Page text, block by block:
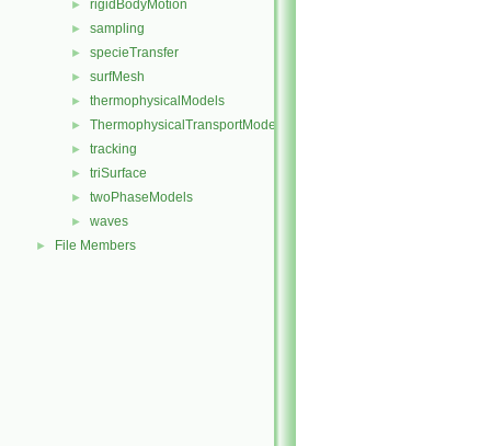
► rigidBodyMotion
► sampling
► specieTransfer
► surfMesh
► thermophysicalModels
► ThermophysicalTransportModels
► tracking
► triSurface
► twoPhaseModels
► waves
► File Members